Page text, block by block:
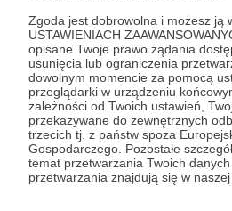
Zgoda jest dobrowolna i możesz ją
USTAWIENIACH
opisane Twoje prawo żądania
usunięcia lub ograniczenia
dowolnym momencie za pomocą
przeglądarki w urządzeniu
zależności od Twoich ustawień,
przekazywane do zewnętrznych
trzecich tj. z państw spoza
Gospodarczego. Pozostałe
temat przetwarzania Twoich
przetwarzania znajdują się w
Ukraina Rosja Krym